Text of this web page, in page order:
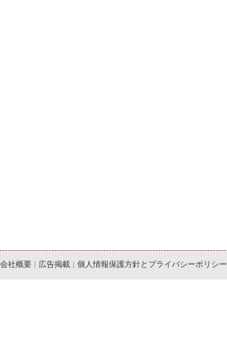
会社概要 | 広告掲載 | 個人情報保護方針とプライバシーポリシー